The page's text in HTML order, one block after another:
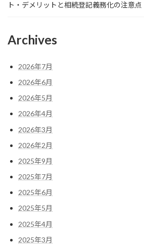
ト・デメリットと相続登記義務化の注意点
Archives
2026年7月
2026年6月
2026年5月
2026年4月
2026年3月
2026年2月
2025年9月
2025年7月
2025年6月
2025年5月
2025年4月
2025年3月